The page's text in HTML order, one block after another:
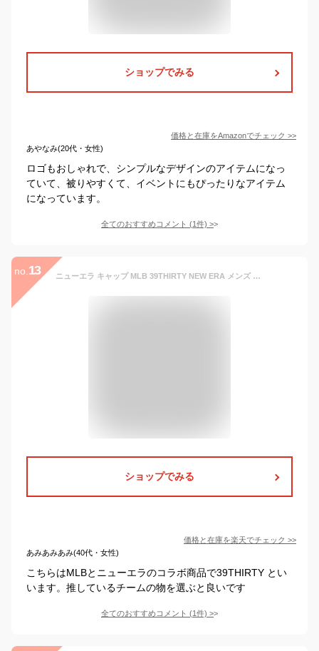
ショップでみる
価格と在庫をAmazonでチェック >>
あやなみ(20代・女性)
ロゴもおしゃれで、シンプルなデザインのアイテムになっ
ていて、被りやすくて、イベントにもぴったりなアイテム
になっています。
全てのおすすめコメント (1件) >
no. 13 ニューエラ キャップ MLB 39THIRTY NEW ERA メンズ レディース 帽子 LA ドジャース NY ヤンキース レッドソックス パドレス タイガース ブレーブス ベースボールキャップ メジャーリーグ ストレッチ 深め
ショップでみる
価格と在庫を楽天でチェック >>
あみあみあみ(40代・女性)
こちらはMLBとニューエラのコラボ商品で39THIRTY とい
います。推しているチームの物を選ぶと良いです
全てのおすすめコメント (1件) >